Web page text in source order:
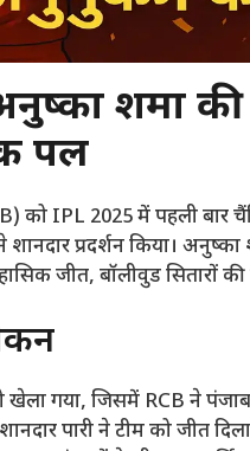
शर्मा
पल
को IPL 2025 में पहली बार
प्रदर्शन किया।
जीत, बॉलीवुड सितारों
गया, जिसमें RCB ने पंजाब
पारी ने टीम को जीत